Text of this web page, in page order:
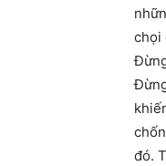
chọi
đó.